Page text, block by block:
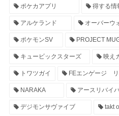
ポケカアプリ 得する情
アルケランド オーバーウ
ポケモンSV PROJECT
キュービックスターズ 映え
トワツガイ FEエンゲージ
NARAKA アースリバイ
デジモンサヴァイブ takt